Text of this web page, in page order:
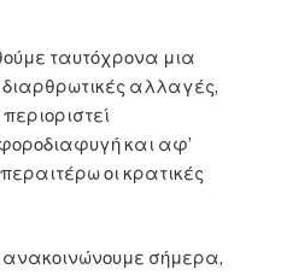
ταυτόχρονα μια
αλλαγές,
και αφ’
οι κρατικές
σήμερα,